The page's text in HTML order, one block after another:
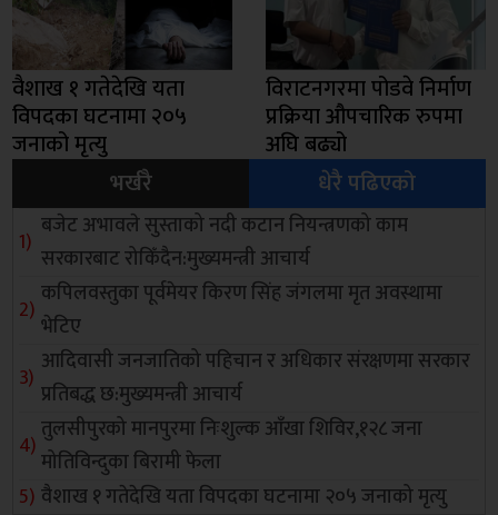
वैशाख १ गतेदेखि यता
विपदका घटनामा २०५
जनाको मृत्यु
विराटनगरमा पोडवे निर्माण
प्रक्रिया औपचारिक रुपमा
अघि बढ्यो
भर्खरै
धेरै पढिएको
बजेट अभावले सुस्ताको नदी कटान नियन्त्रणको काम
सरकारबाट रोकिँदैन:मुख्यमन्त्री आचार्य
कपिलवस्तुका पूर्वमेयर किरण सिंह जंगलमा मृत अवस्थामा
भेटिए
आदिवासी जनजातिको पहिचान र अधिकार संरक्षणमा सरकार
प्रतिबद्ध छ:मुख्यमन्त्री आचार्य
तुलसीपुरको मानपुरमा निःशुल्क आँखा शिविर,१२८ जना
मोतिविन्दुका बिरामी फेला
वैशाख १ गतेदेखि यता विपदका घटनामा २०५ जनाको मृत्यु